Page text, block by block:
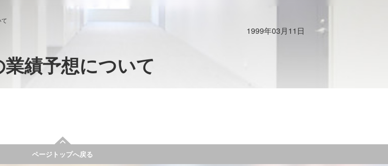
1999年03月11日
績予想について
ページトップへ戻る